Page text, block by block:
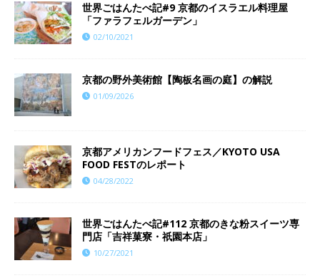
世界ごはんたべ記#9 京都のイスラエル料理屋
「ファラフェルガーデン」
02/10/2021
京都の野外美術館【陶板名画の庭】の解説
01/09/2026
京都アメリカンフードフェス／KYOTO USA
FOOD FESTのレポート
04/28/2022
世界ごはんたべ記#112 京都のきな粉スイーツ専
門店「吉祥菓寮・祇園本店」
10/27/2021